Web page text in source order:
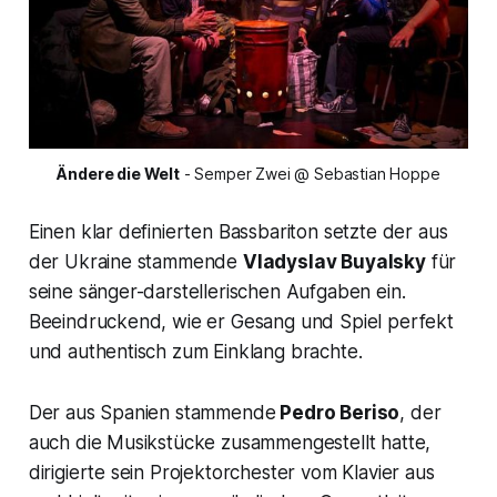
Ändere die Welt - Semper Zwei @ Sebastian Hoppe
Einen klar definierten Bassbariton setzte der aus
der Ukraine stammende Vladyslav Buyalskyfür
seine sänger-darstellerischen Aufgaben ein.
Beeindruckend, wie er Gesang und Spiel perfekt
und authentisch zum Einklang brachte.
Der aus Spanien stammende Pedro Beriso, der
auch die Musikstücke zusammengestellt hatte,
dirigierte sein Projektorchester vom Klavier aus